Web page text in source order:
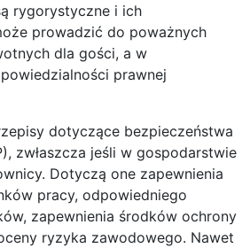
rygorystyczne i ich
prowadzić do poważnych
dla gości, a w
prawnej
dotyczące bezpieczeństwa
zwłaszcza jeśli w gospodarstwie
Dotyczą one zapewnienia
pracy, odpowiedniego
zapewnienia środków ochrony
ryzyka zawodowego. Nawet